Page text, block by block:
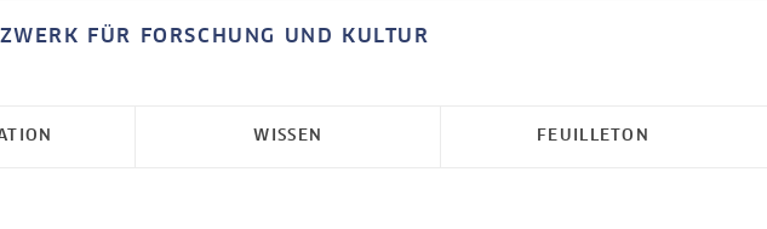
FÜR FORSCHUNG UND KULTUR
WISSEN FEUILLETON